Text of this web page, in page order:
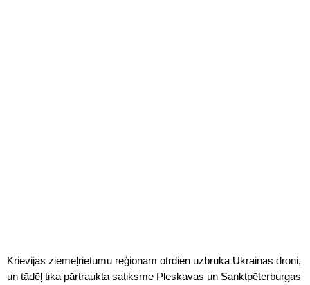
Krievijas ziemeļrietumu reģionam otrdien uzbruka Ukrainas droni,
un tādēļ tika pārtraukta satiksme Pleskavas un Sanktpēterburgas